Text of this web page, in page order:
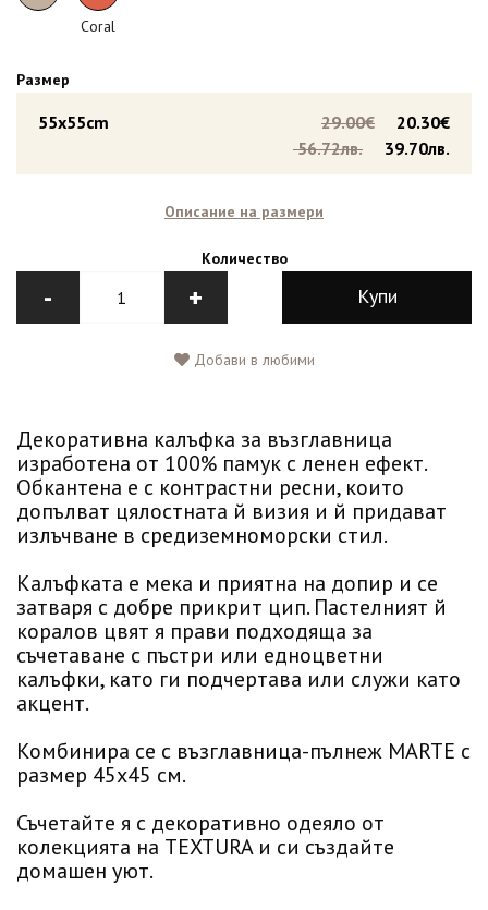
Coral
Размер
55x55cm 20.30€
29.00€
39.70лв.
56.72лв.
Описание на размери
Количество
- + Купи
Добави в любими
Декоративна калъфка за възглавница
изработена от 100% памук с ленен ефект.
Обкантена е с контрастни ресни, които
допълват цялостната й визия и й придават
излъчване в средиземноморски стил.
Калъфката е мека и приятна на допир и се
затваря с добре прикрит цип. Пастелният й
коралов цвят я прави подходяща за
съчетаване с пъстри или едноцветни
калъфки, като ги подчертава или служи като
акцент.
Комбинира се с възглавница-пълнеж MARTE с
размер 45х45 см.
Съчетайте я с декоративно одеяло от
колекцията на TEXTURA и си създайте
домашен уют.